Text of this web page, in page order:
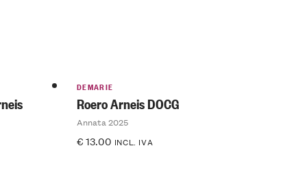
DEMARIE
Roero Arneis DOCG
Annata 2025
€13.00 INCL. IVA